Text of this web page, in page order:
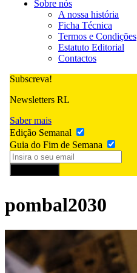
Sobre nós
A nossa história
Ficha Técnica
Termos e Condições
Estatuto Editorial
Contactos
Subscreva!
Newsletters RL
Saber mais
Edição Semanal
Guia do Fim de Semana
pombal2030